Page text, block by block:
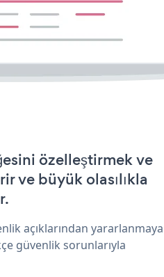
özelleştirmek ve
ve büyük olasılıkla
açıklarından yararlanmaya
güvenlik sorunlarıyla